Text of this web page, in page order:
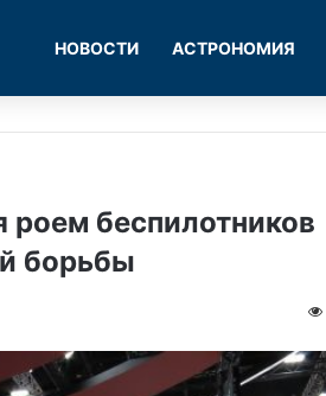
НОВОСТИ АСТРОНОМИЯ
роем беспилотников
борьбы